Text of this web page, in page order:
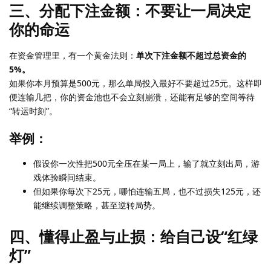
三、分配下注金额：不要让一局决定
你的命运
在资金管理里，有一个黄金法则： 单次下注金额不超过总资金的
5%。
如果你本月预算是500元，那么单局投入最好不要超过25元。这样即
便连输几把，你的资金池也不会立刻崩溃，还能有足够的空间等待
“转运时刻”。
举例：
假设你一次性把500元全压在某一局上，输了就立刻出局，游
戏体验瞬间结束。
但如果你每次下25元，哪怕连输五局，也不过损失125元，还
能继续调整策略，甚至逆转局势。
四、懂得止盈与止损：给自己设“红绿
灯”